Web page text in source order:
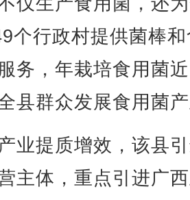
个行政村提供菌棒
务，年栽培食用菌
县群众发展食用菌
提质增效，该县
主体，重点引进广